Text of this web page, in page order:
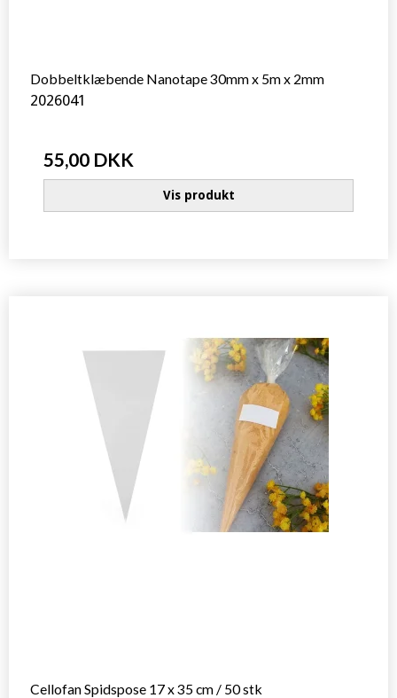
Dobbeltklæbende Nanotape 30mm x 5m x 2mm
2026041
55,00 DKK
Vis produkt
Cellofan Spidspose 17 x 35 cm / 50 stk